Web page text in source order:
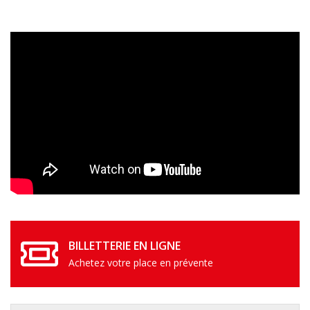
BILLETTERIE EN LIGNE
Achetez votre place en prévente